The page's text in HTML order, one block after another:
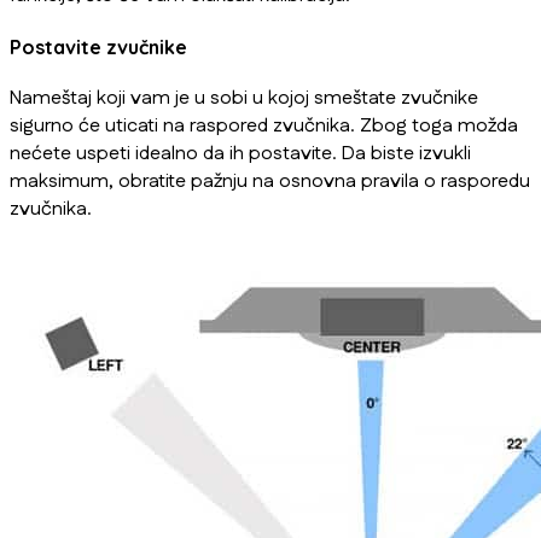
Postavite zvučnike
Nameštaj koji vam je u sobi u kojoj smeštate zvučnike
sigurno će uticati na raspored zvučnika. Zbog toga možda
nećete uspeti idealno da ih postavite. Da biste izvukli
maksimum, obratite pažnju na osnovna pravila o rasporedu
zvučnika.